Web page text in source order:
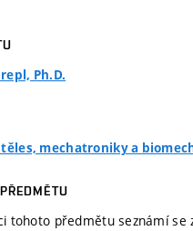
Ph.D.
mechatroniky a
tohoto předmětu seznámí se